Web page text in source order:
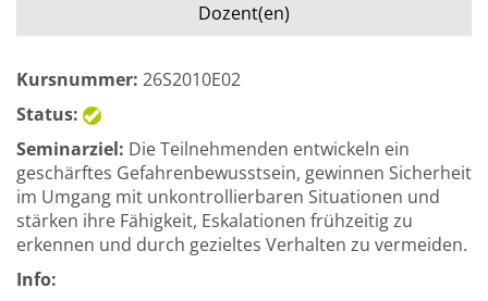
Dozent(en)
Kursnummer: 26S2010E02
Status:
Seminarziel: Die Teilnehmenden entwickeln ein
geschärftes Gefahrenbewusstsein, gewinnen Sicherheit
im Umgang mit unkontrollierbaren Situationen und
stärken ihre Fähigkeit, Eskalationen frühzeitig zu
erkennen und durch gezieltes Verhalten zu vermeiden.
Info: